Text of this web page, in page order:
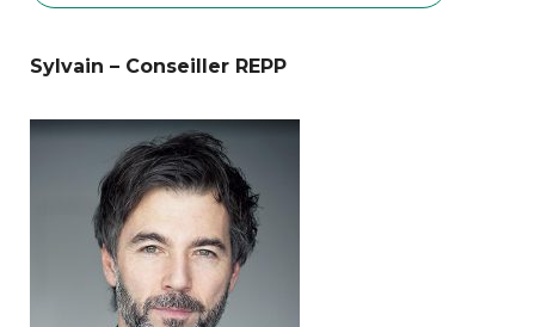
Sylvain – Conseiller REPP